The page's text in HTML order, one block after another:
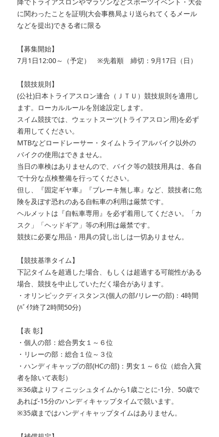
に関わったことを証明(大会事務局より送られてくるメール
などを提出)できる者に限る
【募集開始】
7月1日12:00～（予定） ※先着順 締切：9月17日（日）
【競技規則】
(公社)日本トライアスロン連合（ＪＴＵ）競技規則を適用し
ます。ローカルルールを別途設定します。
スイム競技では、ウェットスーツ(トライアスロン用)を必ず
着用してください。
MTBなどロードレーサー・タイムトライアルバイク以外の
バイクの使用はできません。
当日の車検はありませんので、バイク等の競技用具は、各自
で十分な点検整備を行ってください。
但し、『固定ギヤ車』『ブレーキ無し車』など、競技者に危
険を及ぼす恐れのある自転車の利用は厳禁です。
ヘルメットは『自転車専用』を必ず着用してください。「カ
スク」「ヘッドギア」等の利用は厳禁です。
競技に必要な用品・用具の貸し出しは一切ありません。
【競技基準タイム】
下記タイムを超過した場合、もしくは超過する可能性がある
場合、競技を中止していただく場合があります。
・オリンピックディスタンス(個人の部/リレーの部)：4時間
(ﾊﾞｲｸ終了2時間50分)
【表 彰】
・個人の部：総合男女１～６位
・リレーの部：総合１位～３位
・ハンディキャップの部(HCの部)：男女１～６位（総合入賞
者を除いて表彰）
※36歳よりフィニッシュタイムから1歳ごとに-1分、50歳で
あれば-15分のハンディキャップタイムで競います。
※35歳まではハンディキャップタイムはありません。